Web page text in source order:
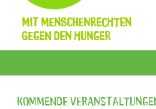
Mit Menschenrechten
gegen den Hunger
Kommende